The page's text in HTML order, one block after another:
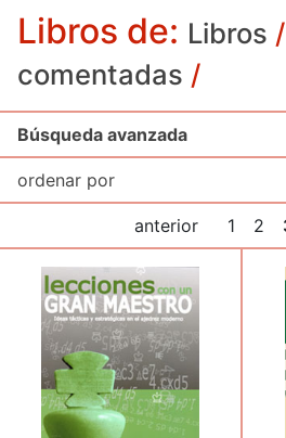
Libros de: Libros /
comentadas /
Búsqueda avanzada
anterior 1 2